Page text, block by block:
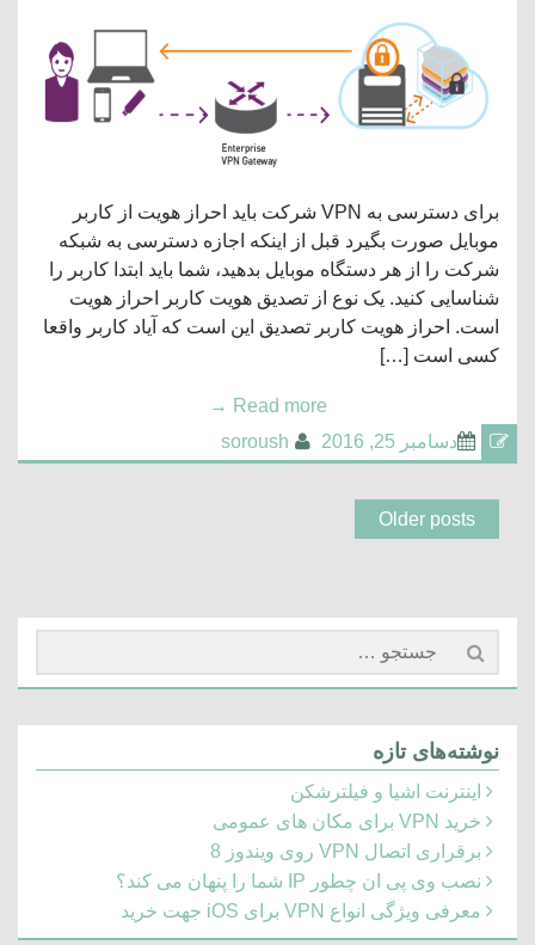
برای دسترسی به VPN شرکت باید احراز هویت از کاربر
موبایل صورت بگیرد قبل از اینکه اجازه دسترسی به شبکه
شرکت را از هر دستگاه موبایل بدهید، شما باید ابتدا کاربر را
شناسایی کنید. یک نوع از تصدیق هویت کاربر احراز هویت
است. احراز هویت کاربر تصدیق این است که آیاد کاربر واقعا
کسی است […]
Read more
→
دسامبر 25, 2016
soroush
Older posts
جستجو
برای:
نوشته‌های تازه
اینترنت اشیا و فیلترشکن
خرید VPN برای مکان های عمومی
برقراری اتصال VPN روی ویندوز 8
نصب وی پی ان چطور IP شما را پنهان می کند؟
معرفی ویژگی انواع VPN برای iOS جهت خرید